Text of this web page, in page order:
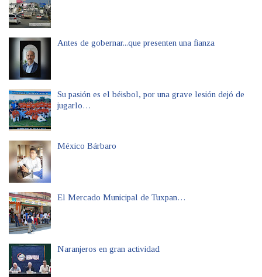
Antes de gobernar...que presenten una fianza
Su pasión es el béisbol, por una grave lesión dejó de
jugarlo…
México Bárbaro
El Mercado Municipal de Tuxpan…
Naranjeros en gran actividad